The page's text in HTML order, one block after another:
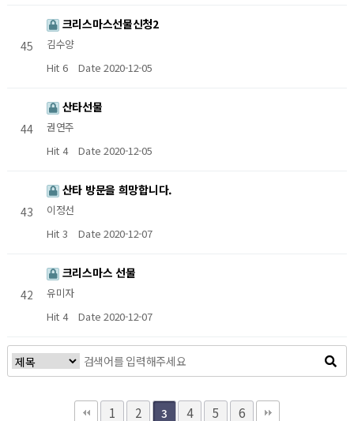
45
크리스마스선물신청2
김수양
Hit 6
Date 2020-12-05
44
산타선물
권연주
Hit 4
Date 2020-12-05
43
산타 방문을 희망합니다.
이정선
Hit 3
Date 2020-12-07
42
크리스마스 선물
유미자
Hit 4
Date 2020-12-07
1 2 3 4 5 6